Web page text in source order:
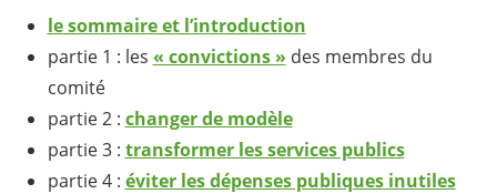
le sommaire et l’introduction
partie 1 : les « convictions » des membres du
comité
partie 2 : changer de modèle
partie 3 : transformer les services publics
partie 4 : éviter les dépenses publiques inutiles